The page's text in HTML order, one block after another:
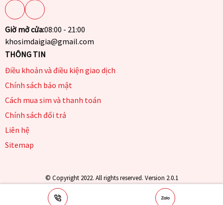
Giờ mở cửa:08:00 - 21:00
khosimdaigia@gmail.com
THÔNG TIN
Điều khoản và điều kiện giao dịch
Chính sách bảo mật
Cách mua sim và thanh toán
Chính sách đổi trả
Liên hệ
Sitemap
© Copyright 2022. All rights reserved. Version 2.0.1